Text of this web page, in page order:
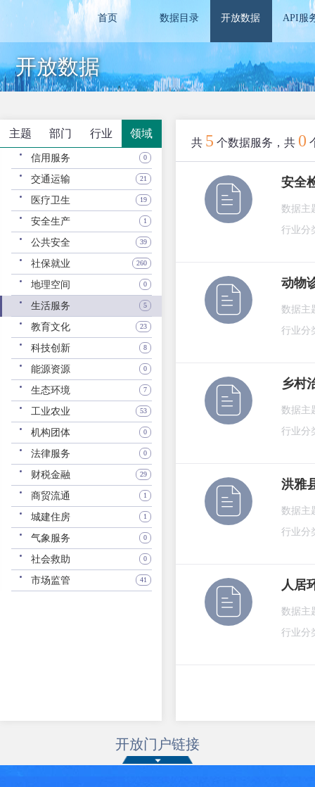
首页 数据目录 开放数据 API服
开放数据
主题 部门 行业 领域
信用服务 0
交通运输 21
医疗卫生 19
安全生产 1
公共安全 39
社保就业 260
地理空间 0
生活服务 5
教育文化 23
科技创新 8
能源资源 0
生态环境 7
工业农业 53
机构团体 0
法律服务 0
财税金融 29
商贸流通 1
城建住房 1
气象服务 0
社会救助 0
市场监管 41
共 5 个数据服务，共 0
安全
数据主
行业分
动物
数据主
行业分
乡村
数据主
行业分
洪雅
数据主
行业分
人居
数据主
行业分
开放门户链接